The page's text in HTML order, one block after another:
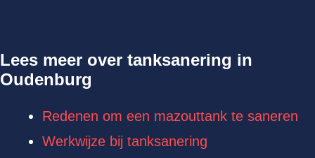
Lees meer over tanksanering in
Oudenburg
Redenen om een mazouttank te saneren
Werkwijze bij tanksanering